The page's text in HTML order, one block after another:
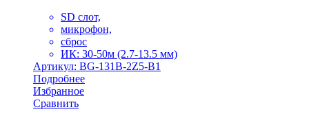
SD слот,
микрофон,
сброс
ИК: 30-50м (2.7-13.5 мм)
Артикул: BG-131B-2Z5-B1
Подробнее
Избранное
Сравнить